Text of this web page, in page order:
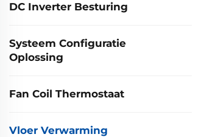
DC Inverter Besturing
Systeem Configuratie
Oplossing
Fan Coil Thermostaat
Vloer Verwarming